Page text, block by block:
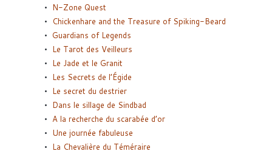
N-Zone Quest
Chickenhare and the Treasure of Spiking-Beard
Guardians of Legends
Le Tarot des Veilleurs
Le Jade et le Granit
Les Secrets de l’Égide
Le secret du destrier
Dans le sillage de Sindbad
A la recherche du scarabée d’or
Une journée fabuleuse
La Chevalière du Téméraire